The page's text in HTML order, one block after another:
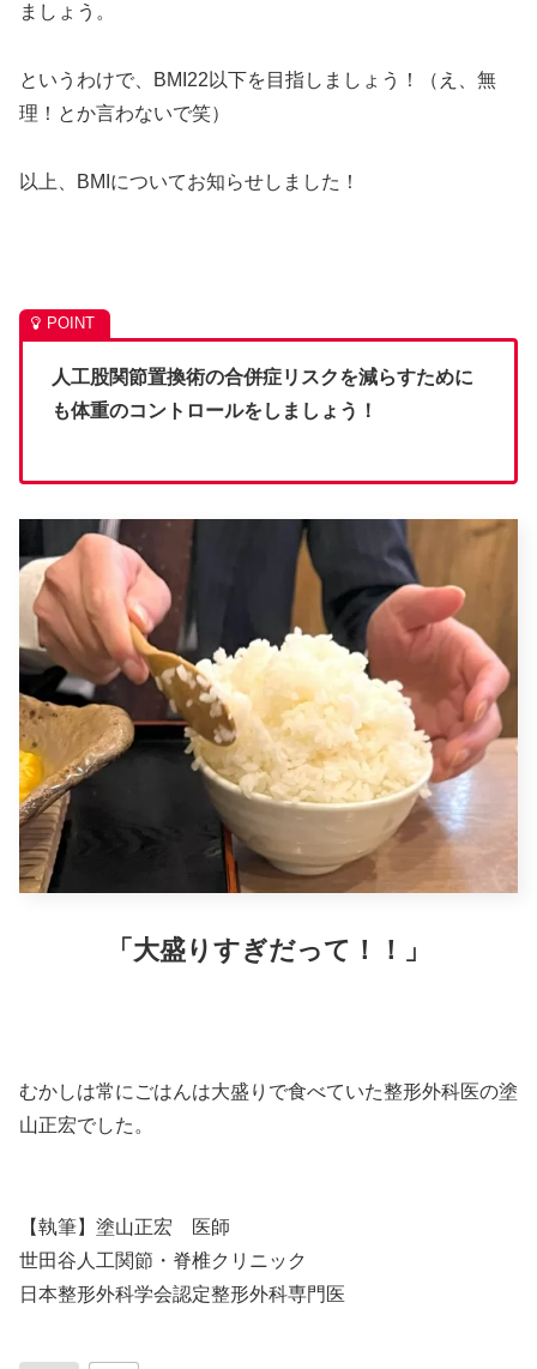
ましょう。
というわけで、BMI22以下を目指しましょう！（え、無
理！とか言わないで笑）
以上、BMIについてお知らせしました！
人工股関節置換術の合併症リスクを減らすために
も体重のコントロールをしましょう！
「大盛りすぎだって！！」
むかしは常にごはんは大盛りで食べていた整形外科医の塗
山正宏でした。
【執筆】塗山正宏 医師
世田谷人工関節・脊椎クリニック
日本整形外科学会認定整形外科専門医